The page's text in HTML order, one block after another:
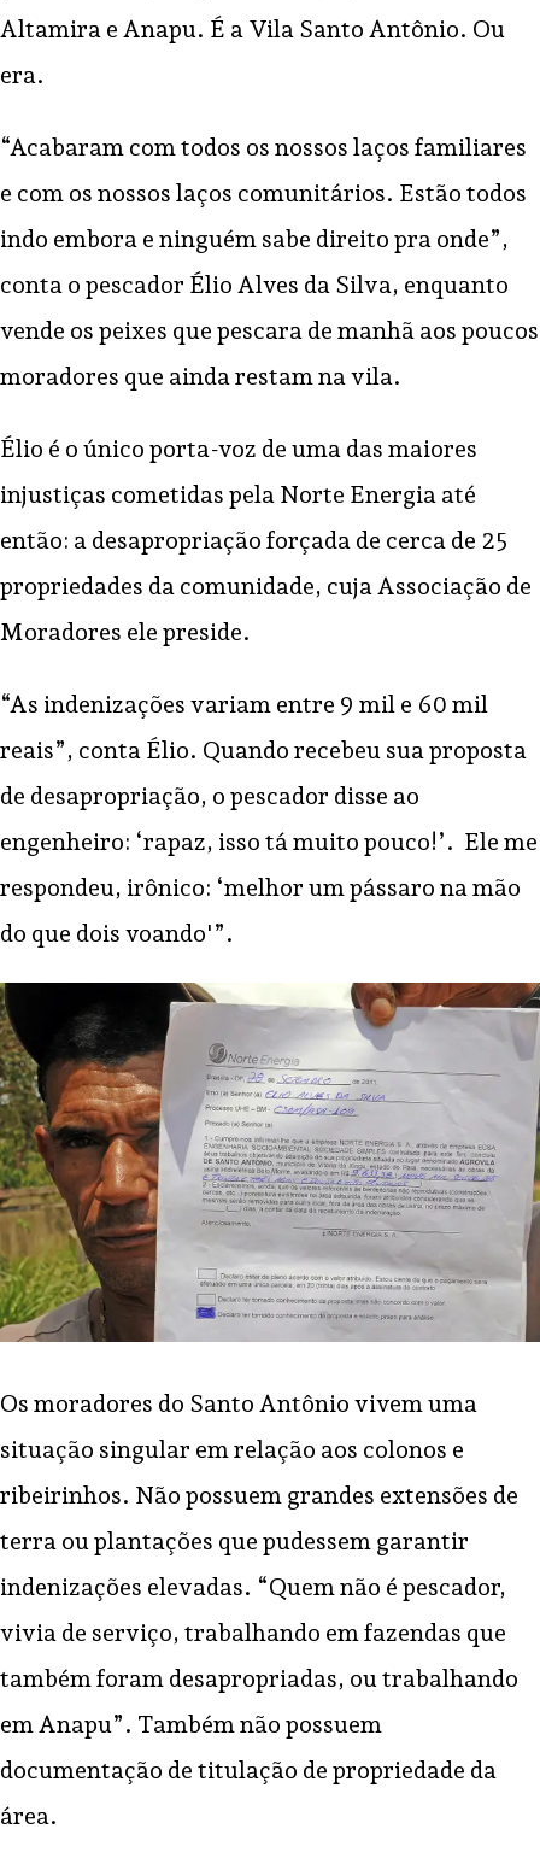
Altamira e Anapu. É a Vila Santo Antônio. Ou
era.
“Acabaram com todos os nossos laços familiares
e com os nossos laços comunitários. Estão todos
indo embora e ninguém sabe direito pra onde”,
conta o pescador Élio Alves da Silva, enquanto
vende os peixes que pescara de manhã aos poucos
moradores que ainda restam na vila.
Élio é o único porta-voz de uma das maiores
injustiças cometidas pela Norte Energia até
então: a desapropriação forçada de cerca de 25
propriedades da comunidade, cuja Associação de
Moradores ele preside.
“As indenizações variam entre 9 mil e 60 mil
reais”, conta Élio. Quando recebeu sua proposta
de desapropriação, o pescador disse ao
engenheiro: ‘rapaz, isso tá muito pouco!’. Ele me
respondeu, irônico: ‘melhor um pássaro na mão
do que dois voando'”.
Os moradores do Santo Antônio vivem uma
situação singular em relação aos colonos e
ribeirinhos. Não possuem grandes extensões de
terra ou plantações que pudessem garantir
indenizações elevadas. “Quem não é pescador,
vivia de serviço, trabalhando em fazendas que
também foram desapropriadas, ou trabalhando
em Anapu”. Também não possuem
documentação de titulação de propriedade da
área.